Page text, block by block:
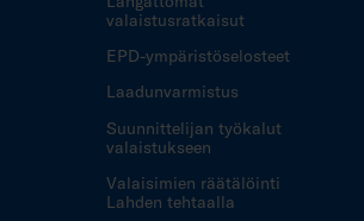
valaistusratkaisut
EPD-ympäristöselosteet
Laadunvarmistus
Suunnittelijan työkalut
valaistukseen
Valaisimien räätälöinti
Lahden tehtaalla